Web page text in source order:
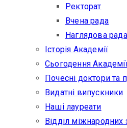
Ректорат
Вчена рада
Наглядова рада
Історія Академії
Сьогодення
Почесні доктори та
Видатні випускники
Наші лауреати
Відділ міжнародних